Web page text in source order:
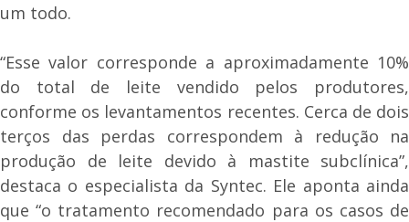
um todo.
“Esse valor corresponde a aproximadamente 10%
do total de leite vendido pelos produtores,
conforme os levantamentos recentes. Cerca de dois
terços das perdas correspondem à redução na
produção de leite devido à mastite subclínica”,
destaca o especialista da Syntec. Ele aponta ainda
que “o tratamento recomendado para os casos de